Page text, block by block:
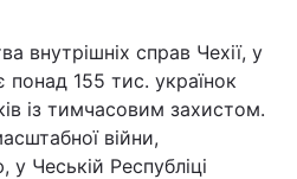
внутрішніх справ Чехії, у
понад 155 тис. українок
із тимчасовим захистом.
війни,
Чеській Республіці